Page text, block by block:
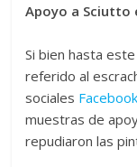
Apoyo a Sciutto
Si bien hasta
referido al
sociales Facebook
muestras de
repudiaron las